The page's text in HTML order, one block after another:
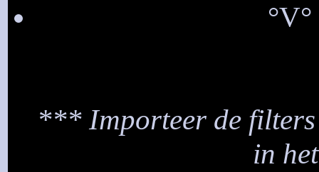
*** Importeer de
in